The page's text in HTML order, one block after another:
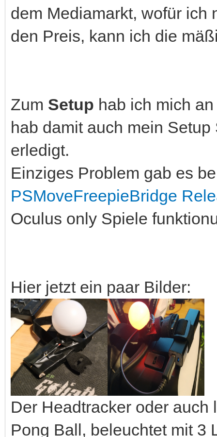
dem Mediamarkt, wofür ich
den Preis, kann ich die
Zum Setup hab ich mich
hab damit auch mein
erledigt.
Einziges Problem gab es
PSMoveFreepieBridge
Oculus only Spiele
Hier jetzt ein paar Bilder:
Der Headtracker oder
Pong Ball, beleuchtet mit 3